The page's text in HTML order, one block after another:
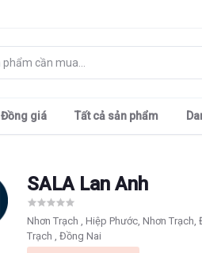
Đồng giá Tất cả sản phẩm
SALA Lan Anh
Nhơn Trạch , Hiệp Phước, Nhơn
Trạch , Đồng Nai